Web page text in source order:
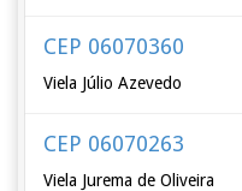
CEP 06070360
Viela Júlio Azevedo
CEP 06070263
Viela Jurema de Oliveira